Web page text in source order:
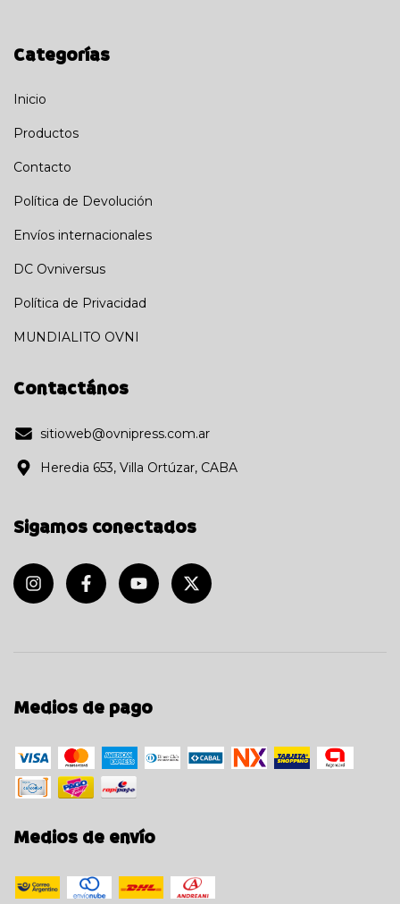
Categorías
Inicio
Productos
Contacto
Política de Devolución
Envíos internacionales
DC Ovniversus
Política de Privacidad
MUNDIALITO OVNI
Contactános
sitioweb@ovnipress.com.ar
Heredia 653, Villa Ortúzar, CABA
Sigamos conectados
Medios de pago
Medios de envío